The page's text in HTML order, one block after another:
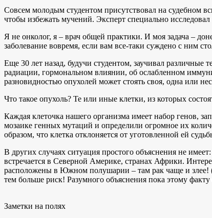
Совсем молодым студентом присутствовал на судебном
чтобы избежать мучений. Эксперт специально
Я не онколог, я – врач общей практики. И моя задача –
заболевание вовремя, если вам все-таки суждено с ним
Еще 30 лет назад, будучи студентом, заучивал
радиации, гормональном влиянии, об ослабленном
разновидностью опухолей может стоять своя, одна или
Что такое опухоль? Те или иные клетки, из которых
Каждая клеточка нашего организма имеет набор генов,
мозаике генных мутаций и определили огромное их
образом, что клетка отклоняется от уготовленной ей
В других случаях ситуация простого объяснения не
встречается в Северной Америке, странах Африки.
расположены в Южном полушарии – там рак чаще и злее!
тем больше риск! Разумного объяснения пока этому факту
Заметки на полях